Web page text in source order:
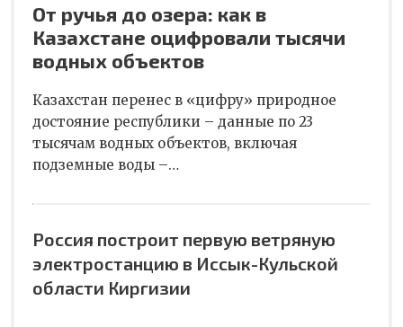
От ручья до озера: как в
Казахстане оцифровали тысячи
водных объектов
Казахстан перенес в «цифру» природное
достояние республики – данные по 23
тысячам водных объектов, включая
подземные воды –…
Россия построит первую ветряную
электростанцию в Иссык-Кульской
области Киргизии